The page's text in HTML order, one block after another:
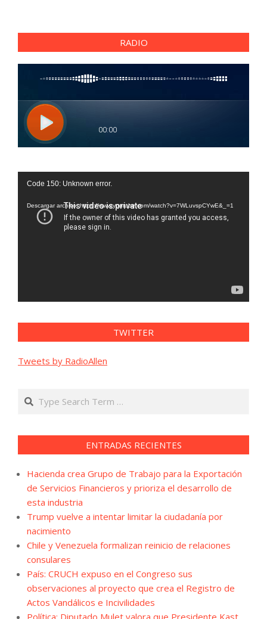
RADIO
Reproductor
vídeo
Code 150: Unknown error.
Descargar archivo: https://www.youtube.com/watch?v=7WLuvspCYwE&_=1
TWITTER
Tweets by RadioAllen
Search
ENTRADAS RECIENTES
Hacienda crea Grupo de Trabajo para la Exportación
de Servicios Financieros y prioriza el desarrollo de
esta industria
Trump vuelve a intentar limitar la ciudadanía por
nacimiento
Chile y Venezuela formalizan reinicio de relaciones
consulares
País: CRUCH expuso en el Congreso sus
observaciones al proyecto que crea el Registro de
Actos Vandálicos e Incivilidades